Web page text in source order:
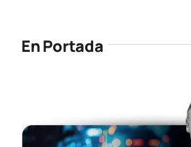
En Portada